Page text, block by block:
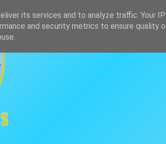
Clasificación
its services and to analyze traffic. Your
and security metrics to ensure quality